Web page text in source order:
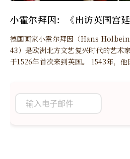
小霍尔拜因：《出访英国宫
德国画家小霍尔拜因（Hans
43）是欧洲北方文艺复兴时代的艺术
于1526年首次来到英国。 1543年，